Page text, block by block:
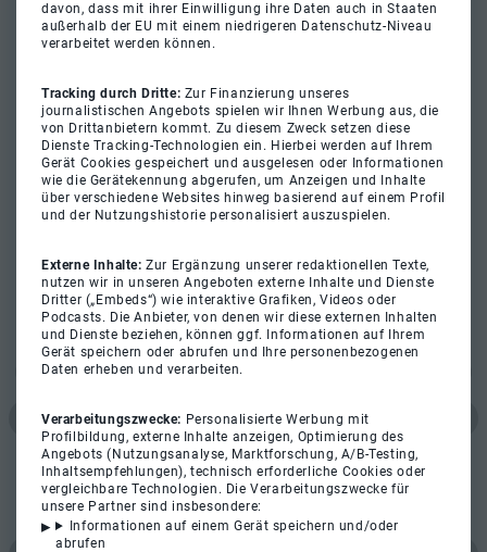
davon, dass mit ihrer Einwilligung ihre Daten auch in Staaten
außerhalb der EU mit einem niedrigeren Datenschutz-Niveau
verarbeitet werden können.
Tracking durch Dritte: Zur Finanzierung unseres
journalistischen Angebots spielen wir Ihnen Werbung aus, die
von Drittanbietern kommt. Zu diesem Zweck setzen diese
Dienste Tracking-Technologien ein. Hierbei werden auf Ihrem
Gerät Cookies gespeichert und ausgelesen oder Informationen
wie die Gerätekennung abgerufen, um Anzeigen und Inhalte
über verschiedene Websites hinweg basierend auf einem Profil
und der Nutzungshistorie personalisiert auszuspielen.
Externe Inhalte:Zur Ergänzung unserer redaktionellen Texte,
nutzen wir in unseren Angeboten externe Inhalte und Dienste
Dritter („Embeds“) wie interaktive Grafiken, Videos oder
Podcasts. Die Anbieter, von denen wir diese externen Inhalten
und Dienste beziehen, können ggf. Informationen auf Ihrem
Gerät speichern oder abrufen und Ihre personenbezogenen
Daten erheben und verarbeiten.
Verarbeitungszwecke: Personalisierte Werbung mit
Profilbildung, externe Inhalte anzeigen, Optimierung des
Angebots (Nutzungsanalyse, Marktforschung, A/B-Testing,
Inhaltsempfehlungen), technisch erforderliche Cookies oder
vergleichbare Technologien. Die Verarbeitungszwecke für
unsere Partner sind insbesondere:
Informationen auf einem Gerät speichern und/oder
abrufen